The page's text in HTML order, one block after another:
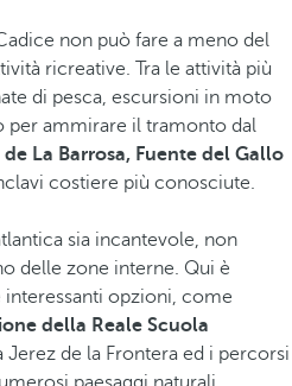
non può fare a meno del
ricreative. Tra le attività più
di pesca, escursioni in moto
per ammirare il tramonto dal
La Barrosa, Fuente del Gallo
costiere più conosciute.
sia incantevole, non
delle zone interne. Qui è
opzioni, come
della Reale Scuola
Jerez de la Frontera ed i percorsi